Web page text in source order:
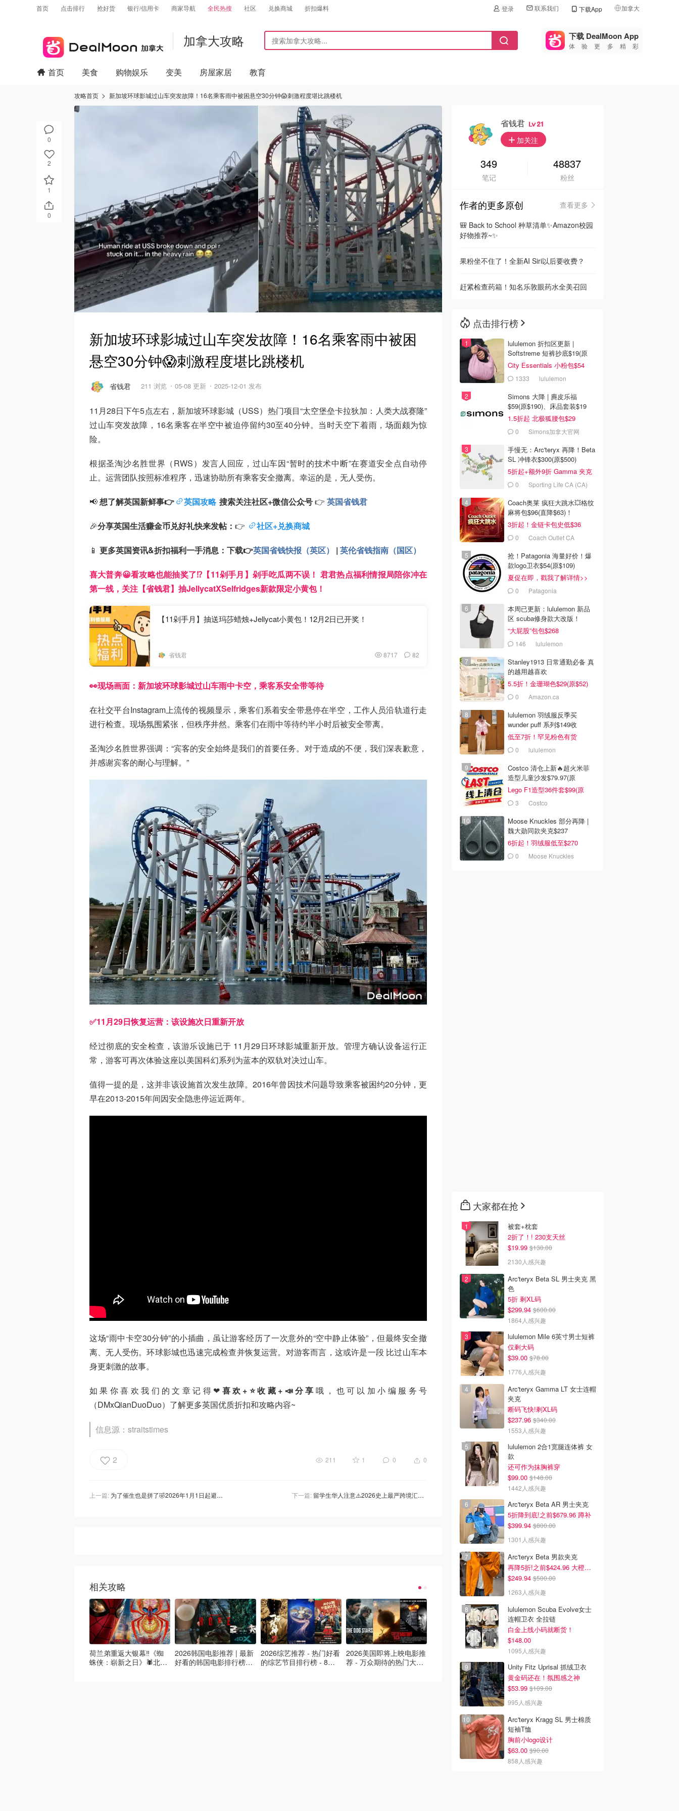
首页 点击排行 抢好货 银行/信用卡 商家导航 全民热搜 社区 兑换商城 折扣爆料 登录 联系我们 下载App 加拿大
🇺🇸
美国
🇨🇳中国
🇮🇹
🇦🇺
🇳🇿新西兰
加拿大攻略 下载 DealMoon App
体验更多精彩
0
2
1
0
首页 美食 购物娱乐 变美 房屋家居 教育
攻略首页 新加坡环球影城过山车突发故障！16名乘客雨中被困悬空30分钟😱刺激程度堪比跳楼机
新加坡环球影城过山车突发故障！16名乘客雨中被困
悬空30分钟😱刺激程度堪比跳楼机
省钱君 211 浏览 05-08 更新 2025-12-01 发布
11月28日下午5点左右，新加坡环球影城（USS）热门项目“太空堡垒卡拉狄加：人类大战赛隆”
过山车突发故障，16名乘客在半空中被迫停留约30至40分钟。当时天空下着雨，场面颇为惊
险。
根据圣淘沙名胜世界（RWS）发言人回应，过山车因“暂时的技术中断”在赛道安全点自动停
止。运营团队按照标准程序，迅速协助所有乘客安全撤离。幸运的是，无人受伤。
📢想了解英国新鲜事👉 英国攻略 搜索关注社区+微信公众号👉 英国省钱君
🎉分享英国生活赚金币兑好礼快来发帖： 👉 社区+兑换商城
📱 更多英国资讯&折扣福利一手消息： 下载👉英国省钱快报（英区） | 英伦省钱指南（国区）
喜大普奔😀看攻略也能抽奖了⁉️【11剁手月】剁手吃瓜两不误！ 君君热点福利情报局陪你冲在
第一线，关注【省钱君】抽JellycatXSelfridges新款限定小黄包！
【11剁手月】抽送玛莎蜡烛+Jellycat小黄包！12月2日已开奖！
省钱君 8717 82
👀现场画面：新加坡环球影城过山车雨中卡空，乘客系安全带等待
在社交平台Instagram上流传的视频显示，乘客们系着安全带悬停在半空，工作人员沿轨道行走
进行检查。现场氛围紧张，但秩序井然。乘客们在雨中等待约半小时后被安全带离。
圣淘沙名胜世界强调：“宾客的安全始终是我们的首要任务。对于造成的不便，我们深表歉意，
并感谢宾客的耐心与理解。”
✅11月29日恢复运营：该设施次日重新开放
经过彻底的安全检查，该游乐设施已于 11月29日环球影城重新开放。管理方确认设备运行正
常，游客可再次体验这座以美国科幻系列为蓝本的双轨对决过山车。
值得一提的是，这并非该设施首次发生故障。2016年曾因技术问题导致乘客被困约20分钟，更
早在2013-2015年间因安全隐患停运近两年。
这场“雨中卡空30分钟”的小插曲，虽让游客经历了一次意外的“空中静止体验”，但最终安全撤
离、无人受伤。环球影城也迅速完成检查并恢复运营。对游客而言，这或许是一段 比过山车本
身更刺激的故事。
如果你喜欢我们的文章记得 ❤ 喜欢+⭐收藏+📣分享 哦，也可以加小编服务号
（DMxQianDuoDuo）了解更多英国优质折扣和攻略内容~
信息源：straitstimes
2 211 1 0 0
上一篇: 为了催生也是拼了🤣2026年1月1日起避孕药和避孕套都要加税了⁉️ 下一篇: 留学生华人注意⚠️2026史上最严跨境汇款监管出台：超5000元立马“查身份”！
相关攻略
荷兰弟重返大银幕‼️《蜘
蛛侠：崭新之日》🕷️北美
2026韩国电影推荐 | 最新
好看的韩国电影排行榜，
2026综艺推荐 - 热门好看
的综艺节目排行榜 - 8月
2026美国即将上映电影推
荐 - 万众期待的热门大片
Netflix新剧推荐2026 - 最
新好看网飞Netflix新剧大
片 - 8月最新：《​​百年孤
2026韩剧推荐 - 最新高分
好看韩剧排行榜 - 8月最
新：《财阀X刑警 第二
季》终于回归！
省钱君 21
加关注
349
笔记
48837
粉丝
作者的更多原创
查看更多
🎒 Back to School 种草清单✨Amazon校园
好物推荐~✨
果粉坐不住了！全新AI Siri以后要收费？
赶紧检查药箱！知名乐敦眼药水全美召回
点击排行榜
lululemon 折扣区更新 |
Softstreme 短裤抄底$19(原
$88)
City Essentials 小粉包$54
1333 lululemon
Simons 大降 | 麂皮乐福
$59(原$190)、床品套装$19
1.5折起 北极狐腰包$29
0 Simons加拿大官网
手慢无：Arc'teryx 再降！Beta
SL 冲锋衣$300(原$500)
5折起+额外9折 Gamma 夹克
$2380 Sporting Life CA (CA)
Coach奥莱 疯狂大跳水💥格纹
麻将包$96(直降$63)！
3折起！金链卡包史低$36
0 Coach Outlet CA
抢！Patagonia 海量好价！爆
款logo卫衣$54(原$109)
夏促在即，戳我了解详情>>
0 Patagonia
本周已更新：lululemon 新品
区 scuba修身款大改版！
“大屁股”包包$268
146 lululemon
Stanley1913 日常通勤必备 真
的越用越喜欢
5.5折！金珊瑚色$29(原$52)
0 Amazon.ca
lululemon 羽绒服反季买
wunder puff 系列$149收
低至7折！罕见粉色有货
0 lululemon
Costco 清仓上新🔥超火米菲
造型儿童沙发$79.97(原
$129.99)
Lego F1造型36件套$99(原
$159)
3 Costco
Moose Knuckles 部分再降 |
魏大勋同款夹克$237
6折起！羽绒服低至$270
0 Moose Knuckles
大家都在抢
被套+枕套
2折了！! 230支天丝
$19.99 $130.00
2130人感兴趣
Arc'teryx Beta SL 男士夹克 黑
色
5折 剩XL码
$299.94 $600.00
1864人感兴趣
lululemon Mile 6英寸男士短裤
仅剩大码
$39.00 $78.00
1776人感兴趣
Arc'teryx Gamma LT 女士连帽
夹克
断码飞快!剩XL码
$237.96 $340.00
1553人感兴趣
lululemon 2合1宽腿连体裤 女
款
还可作为抹胸裤穿
$99.00 $148.00
1442人感兴趣
Arc'teryx Beta AR 男士夹克
5折降到底!之前$679.96 蹲补
$399.94 $800.00
1301人感兴趣
Arc'teryx Beta 男款夹克
再降5折!之前$424.96 大橙子好显白 蹲补
$249.94 $500.00
1263人感兴趣
lululemon Scuba Evolve女士
连帽卫衣 全拉链
白金上线小码就断货！
$148.00
1095人感兴趣
Unity Fitz Uprisal 抓绒卫衣
黄金码还在！氛围感之神
$53.99 $109.00
995人感兴趣
Arc'teryx Kragg SL 男士棉质
短袖T恤
胸前小logo设计
$63.00 $90.00
858人感兴趣